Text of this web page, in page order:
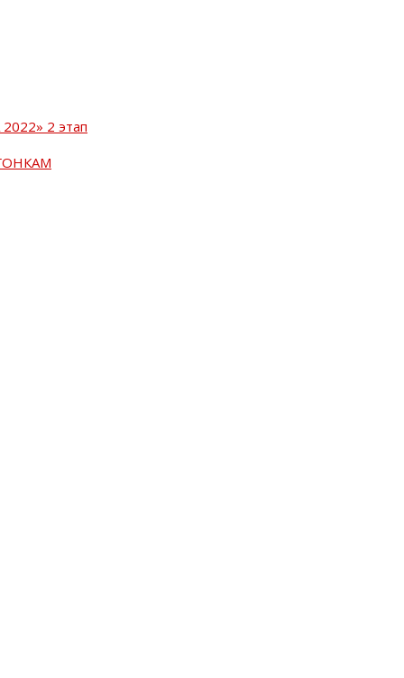
2 этап